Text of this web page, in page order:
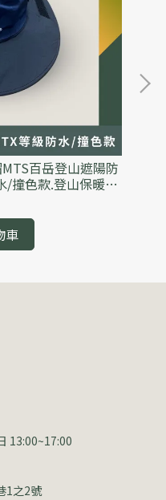
百岳登山遮陽防
/撞色款.登山保暖防
車
13:00~17:00
1之2號